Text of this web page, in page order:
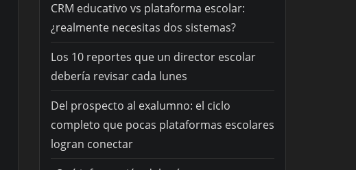
CRM educativo vs plataforma escolar:
¿realmente necesitas dos sistemas?
Los 10 reportes que un director escolar
debería revisar cada lunes
Del prospecto al exalumno: el ciclo
completo que pocas plataformas escolares
logran conectar